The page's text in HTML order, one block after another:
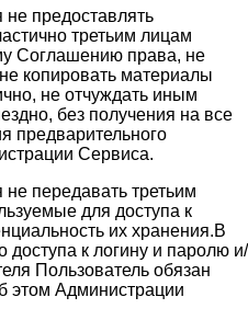
не предоставлять
третьим лицам
Соглашению права, не
копировать материалы
не отчуждать иным
без получения на все
предварительного
Сервиса.
не передавать третьим
для доступа к
их хранения.В
доступа к логину и паролю и/
Пользователь обязан
этом Администрации